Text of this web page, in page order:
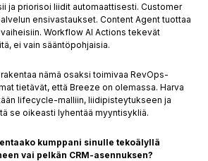
ja priorisoi liidit automaattisesti. Customer
ensivastaukset. Content Agent tuottaa
Workflow AI Actions tekevät
ei vain sääntöpohjaisia.
nämä osaksi toimivaa RevOps-
tietävät, että Breeze on olemassa. Harva
lifecycle-malliin, liidipisteytukseen ja
se oikeasti lyhentää myyntisykliä.
kumppani sinulle tekoälyllä
vai pelkän CRM-asennuksen?